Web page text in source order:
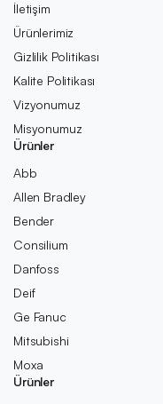
İletişim
Ürünlerimiz
Gizlilik Politikası
Kalite Politikası
Vizyonumuz
Misyonumuz
Ürünler
Abb
Allen Bradley
Bender
Consilium
Danfoss
Deif
Ge Fanuc
Mitsubishi
Moxa
Ürünler